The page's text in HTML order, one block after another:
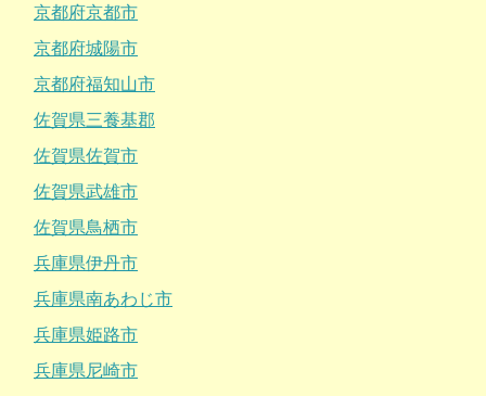
京都府京都市
京都府城陽市
京都府福知山市
佐賀県三養基郡
佐賀県佐賀市
佐賀県武雄市
佐賀県鳥栖市
兵庫県伊丹市
兵庫県南あわじ市
兵庫県姫路市
兵庫県尼崎市